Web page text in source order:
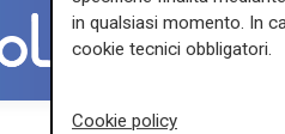
in qualsiasi momento. In
cookie tecnici obbligatori.
Cookie policy